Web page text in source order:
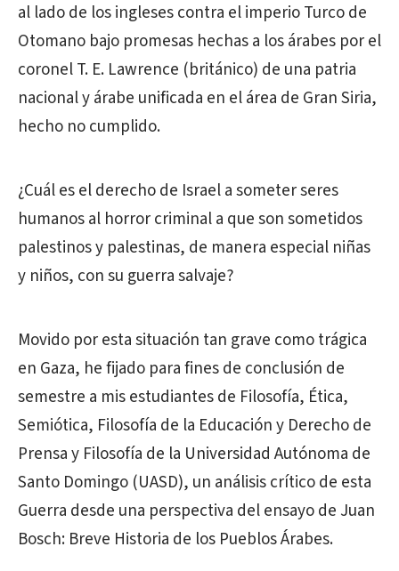
al lado de los ingleses contra el imperio Turco de
Otomano bajo promesas hechas a los árabes por el
coronel T. E. Lawrence (británico) de una patria
nacional y árabe unificada en el área de Gran Siria,
hecho no cumplido.
¿Cuál es el derecho de Israel a someter seres
humanos al horror criminal a que son sometidos
palestinos y palestinas, de manera especial niñas
y niños, con su guerra salvaje?
Movido por esta situación tan grave como trágica
en Gaza, he fijado para fines de conclusión de
semestre a mis estudiantes de Filosofía, Ética,
Semiótica, Filosofía de la Educación y Derecho de
Prensa y Filosofía de la Universidad Autónoma de
Santo Domingo (UASD), un análisis crítico de esta
Guerra desde una perspectiva del ensayo de Juan
Bosch: Breve Historia de los Pueblos Árabes.